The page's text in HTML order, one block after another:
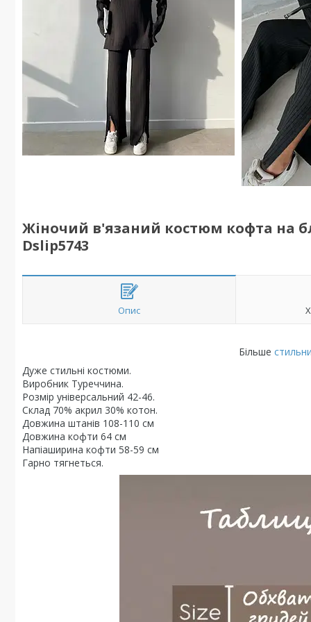
Жіночий в'язаний костюм кофта на
Dslip5743
Опис
Більше
Дуже стильні костюми.
Виробник Туреччина.
Розмір універсальний 42-46.
Склад 70% акрил 30% котон.
Довжина штанів 108-110 см
Довжина кофти 64 см
Напіаширина кофти 58-59 см
Гарно тягнеться.